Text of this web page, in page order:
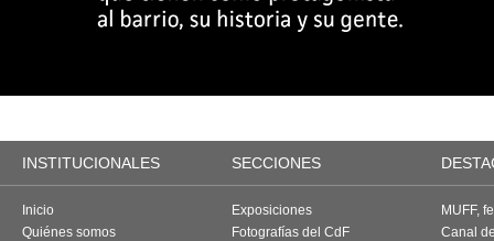
INSTITUCIONALES SECCIONES
Inicio
Quiénes somos
Exposiciones
Fotografías del CdF
MUFF,
Canal